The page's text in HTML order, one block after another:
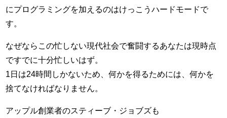
にプログラミングを加えるのはけっこうハードモードで
す。
なぜならこの忙しない現代社会で奮闘するあなたは現時点
ですでに十分忙しいはず。
1日は24時間しかないため、何かを得るためには、何かを
捨てなければなりません。
アップル創業者のスティーブ・ジョブズも